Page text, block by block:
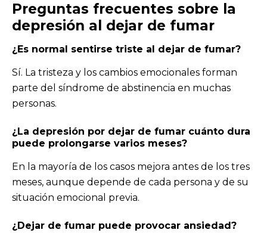
Preguntas frecuentes sobre la
depresión al dejar de fumar
¿Es normal sentirse triste al dejar de fumar?
Sí. La tristeza y los cambios emocionales forman
parte del síndrome de abstinencia en muchas
personas.
¿La depresión por dejar de fumar cuánto dura
puede prolongarse varios meses?
En la mayoría de los casos mejora antes de los tres
meses, aunque depende de cada persona y de su
situación emocional previa.
¿Dejar de fumar puede provocar ansiedad?